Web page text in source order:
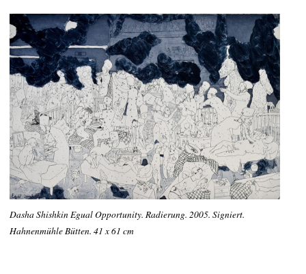
Dasha Shishkin Egual Opportunity. Radierung. 2005. Signiert.
Hahnenmühle Bütten. 41 x 61 cm